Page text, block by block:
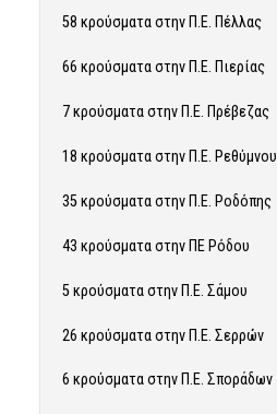
58 κρούσματα στην Π.Ε. Πέλλας
66 κρούσματα στην Π.Ε. Πιερίας
7 κρούσματα στην Π.Ε. Πρέβεζας
18 κρούσματα στην Π.Ε. Ρεθύμνου
35 κρούσματα στην Π.Ε. Ροδόπης
43 κρούσματα στην ΠΕ Ρόδου
5 κρούσματα στην Π.Ε. Σάμου
26 κρούσματα στην Π.Ε. Σερρών
6 κρούσματα στην Π.Ε. Σποράδων